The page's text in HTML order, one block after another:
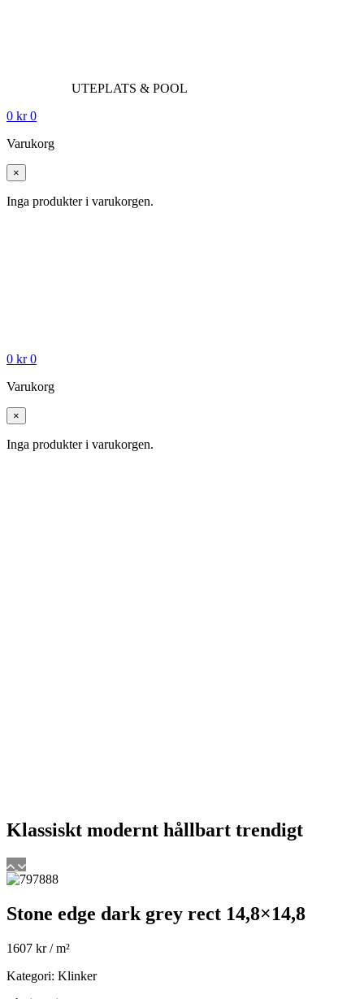
UTEPLATS & POOL
0 kr 0
Varukorg
×
Inga produkter i varukorgen.
0 kr 0
Varukorg
×
Inga produkter i varukorgen.
Klassiskt modernt hållbart trendigt
Stone edge dark grey rect 14,8×14,8
1607 kr/ m²
Kategori: Klinker